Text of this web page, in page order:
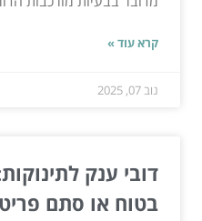
קרא עוד »
נוב 07, 2025
דובי ענק
בטוח או סתם